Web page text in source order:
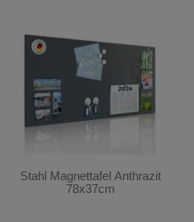
Stahl Magnettafel Anthrazit
78x37cm